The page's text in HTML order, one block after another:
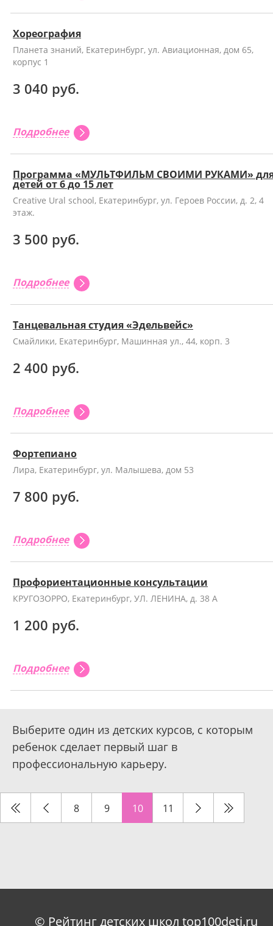
Хореография
Планета знаний, Екатеринбург, ул. Авиационная, дом 65,
корпус 1
3 040 руб.
Подробнее
Программа «МУЛЬТФИЛЬМ СВОИМИ РУКАМИ»
детей от 6 до 15 лет
Creative Ural school, Екатеринбург, ул. Героев России, д. 2, 4
этаж.
3 500 руб.
Подробнее
Танцевальная студия «Эдельвейс»
Смайлики, Екатеринбург, Машинная ул., 44, корп. 3
2 400 руб.
Подробнее
Фортепиано
Лира, Екатеринбург, ул. Малышева, дом 53
7 800 руб.
Подробнее
Профориентационные консультации
КРУГОЗОРРО, Екатеринбург, УЛ. ЛЕНИНА, д. 38 А
1 200 руб.
Подробнее
Выберите один из детских курсов, с которым
ребенок сделает первый шаг в
профессиональную карьеру.
8 9 10 11
© Рейтинг детских школ top100deti.ru